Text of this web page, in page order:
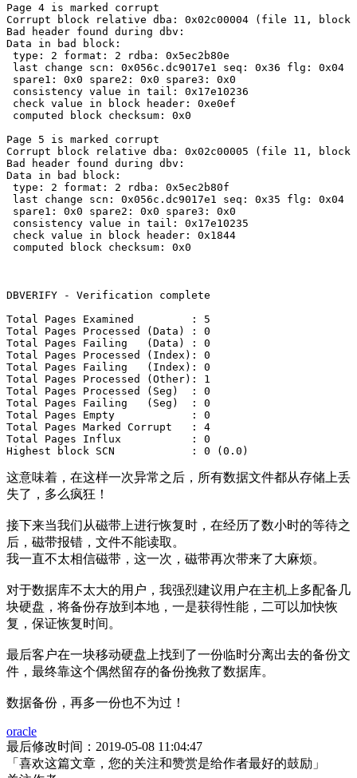
Page 4 is marked corrupt
Corrupt block relative dba: 0x02c00004 (file 11, block
Bad header found during dbv:
Data in bad block:
type: 2 format: 2 rdba: 0x5ec2b80e
last change scn: 0x056c.dc9017e1 seq: 0x36 flg: 0x04
spare1: 0x0 spare2: 0x0 spare3: 0x0
consistency value in tail: 0x17e10236
check value in block header: 0xe0ef
computed block checksum: 0x0
Page 5 is marked corrupt
Corrupt block relative dba: 0x02c00005 (file 11, block
Bad header found during dbv:
Data in bad block:
type: 2 format: 2 rdba: 0x5ec2b80f
last change scn: 0x056c.dc9017e1 seq: 0x35 flg: 0x04
spare1: 0x0 spare2: 0x0 spare3: 0x0
consistency value in tail: 0x17e10235
check value in block header: 0x1844
computed block checksum: 0x0
DBVERIFY - Verification complete
Total Pages Examined         : 5
Total Pages Processed (Data) : 0
Total Pages Failing   (Data) : 0
Total Pages Processed (Index): 0
Total Pages Failing   (Index): 0
Total Pages Processed (Other): 1
Total Pages Processed (Seg)  : 0
Total Pages Failing   (Seg)  : 0
Total Pages Empty            : 0
Total Pages Marked Corrupt   : 4
Total Pages Influx           : 0
Highest block SCN            : 0 (0.0)
这意味着，在这样一次异常之后，所有数据文件都从存储上丢
失了，多么疯狂！
接下来当我们从磁带上进行恢复时，在经历了数小时的等待之
后，磁带报错，文件不能读取。
我一直不太相信磁带，这一次，磁带再次带来了大麻烦。
对于数据库不太大的用户，我强烈建议用户在主机上多配备几
块硬盘，将备份存放到本地，一是获得性能，二可以加快恢
复，保证恢复时间。
最后客户在一块移动硬盘上找到了一份临时分离出去的备份文
件，最终靠这个偶然留存的备份挽救了数据库。
数据备份，再多一份也不为过！
oracle
最后修改时间：2019-05-08 11:04:47
「喜欢这篇文章，您的关注和赞赏是给作者最好的鼓励」